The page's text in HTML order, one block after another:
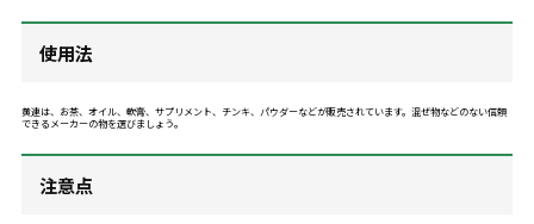
使用法
黄連は、お茶、オイル、軟膏、サプリメント、チンキ、パウダーなどが販売されています。混ぜ物などのない信頼
できるメーカーの物を選びましょう。
注意点